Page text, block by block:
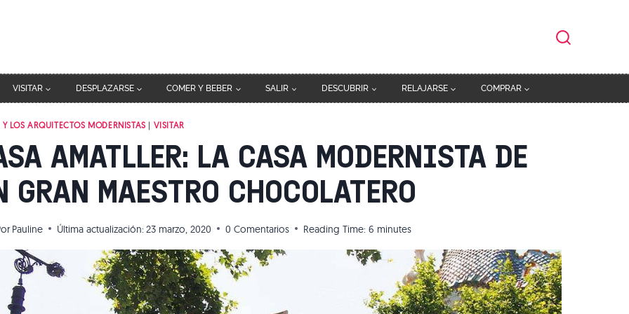
VISITAR DESPLAZARSE COMER Y BEBER SALIR DESCUBRIR RELAJARSE COMPRAR
LOS ARQUITECTOS MODERNISTAS | VISITAR
AMATLLER: LA CASA MODERNISTA DE
GRAN MAESTRO CHOCOLATERO
Pauline Última actualización: 23 marzo, 2020 0 Comentarios Reading Time: 6 minutes